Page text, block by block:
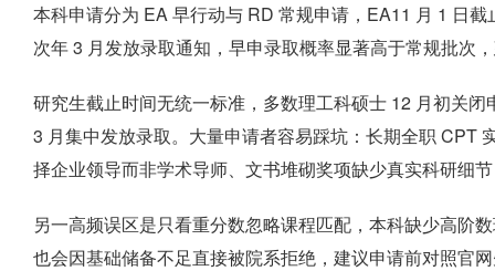
本科申请分为 EA 早行动与 RD 常规申请，EA11 月 1 日
次年 3 月发放录取通知，早申录取概率显著高于常规批次
研究生截止时间无统一标准，多数理工科硕士 12 月初关
3 月集中发放录取。大量申请者容易踩坑：长期全职 CPT
择企业领导而非学术导师、文书堆砌奖项缺少真实科研细
另一高频误区是只看重分数忽略课程匹配，本科缺少高阶
也会因基础储备不足直接被院系拒绝，建议申请前对照官